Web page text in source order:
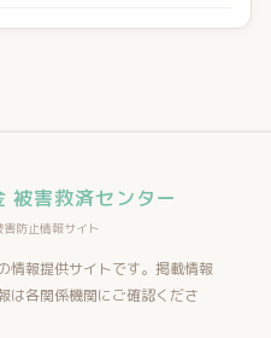
被害救済センター
防止情報サイト
情報提供サイトです。掲載情報
は各関係機関にご確認くださ